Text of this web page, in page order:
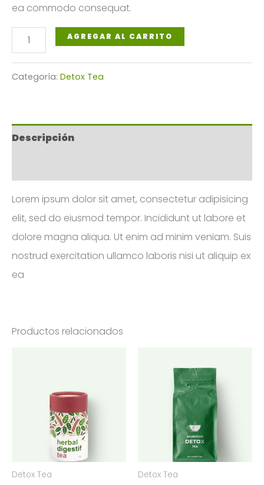
ea commodo consequat.
Ayurvedic
Detox
Tea
AGREGAR AL CARRITO
Categoría: Detox Tea
Descripción
Lorem ipsum dolor sit amet, consectetur adipisicing
elit, sed do eiusmod tempor. Incididunt ut labore et
dolore magna aliqua. Ut enim ad minim veniam. Suis
nostrud exercitation ullamco laboris nisi ut aliquip ex
ea
Productos relacionados
Detox Tea Detox Tea